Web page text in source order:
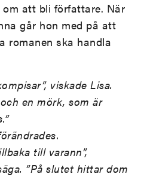
att bli författare. När
går hon med på att
romanen ska handla
viskade Lisa.
en mörk, som är
till varann”,
”På slutet hittar dom